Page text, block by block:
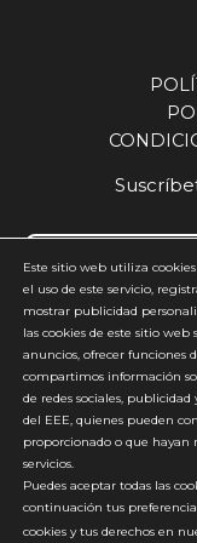
su actividad en
resolución de
intercambio
esta área
consolida su
modelos más
contribuyendo a
población a
Acepto y estoy de
*
Este sitio web utiliza
el uso de este servicio,
mostrar publicidad
las cookies de este sitio
anuncios, ofrecer funciones
compartimos información
de redes sociales,
del EEE, quienes pueden
proporcionado o que hayan
servicios.
Puedes aceptar todas las
continuación tus
cookies y tus derechos en